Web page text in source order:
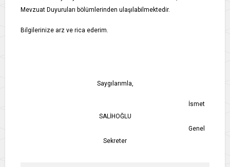
Mevzuat Duyuruları bölümlerinden ulaşılabilmektedir.
Bilgilerinize arz ve rica ederim.
Saygılarımla,
İsmet
SALİHOĞLU
Genel
Sekreter